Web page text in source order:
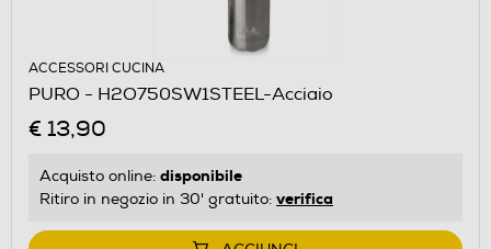
ACCESSORI CUCINA
PURO - H2O750SW1STEEL-Acciaio
€ 13,90
Acquisto online: disponibile
Ritiro in negozio in 30' gratuito: verifica